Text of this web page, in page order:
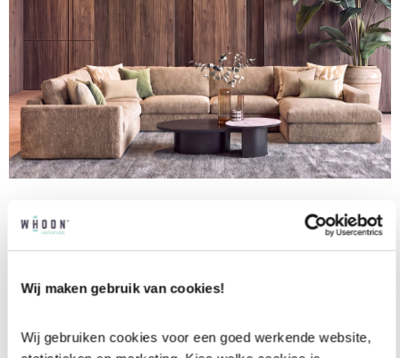
Wij maken gebruik van cookies!
Wij gebruiken cookies voor een goed werkende website,
Leefhoek Victoria
3.599,00